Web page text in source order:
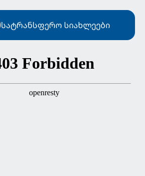
სატრანსფერო სიახლეები